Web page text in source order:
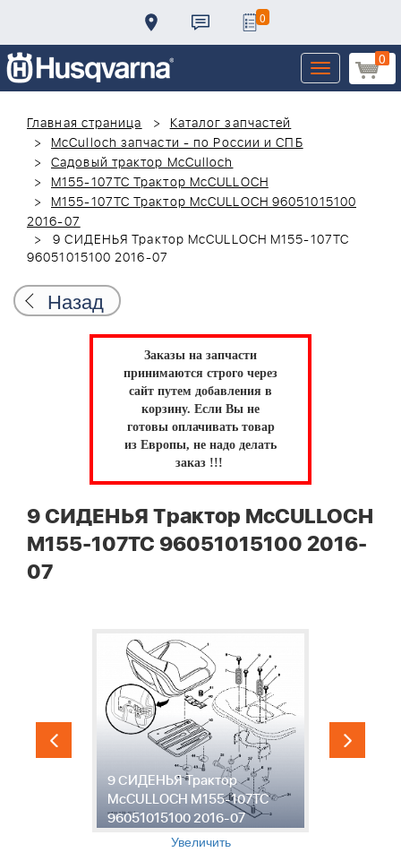
0
0
Toggle
navigation
Главная страница
Каталог запчастей
McCulloch запчасти - по России и СПБ
Садовый трактор McCulloch
M155-107TC Трактор McCULLOCH
M155-107TC Трактор McCULLOCH 96051015100
2016-07
9 СИДЕНЬЯ Трактор McCULLOCH M155-107TC
96051015100 2016-07
Назад
Заказы на запчасти
принимаются строго через
сайт путем добавления в
корзину. Если Вы не
готовы оплачивать товар
из Европы, не надо делать
заказ !!!
9 СИДЕНЬЯ Трактор McCULLOCH
M155-107TC 96051015100 2016-
07
9 СИДЕНЬЯ Трактор
McCULLOCH M155-107TC
96051015100 2016-07
Увеличить